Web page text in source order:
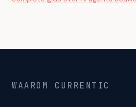
WAAROM CURRENTIC